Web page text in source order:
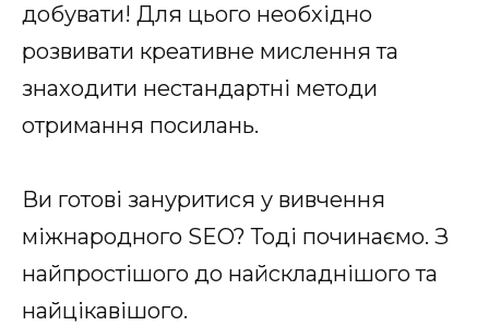
добувати! Для цього необхідно
розвивати креативне мислення та
знаходити нестандартні методи
отримання посилань.
Ви готові зануритися у вивчення
міжнародного SEO? Тоді починаємо. З
найпростішого до найскладнішого та
найцікавішого.